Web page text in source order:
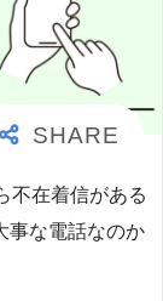
不在着信がある
事な電話なのか